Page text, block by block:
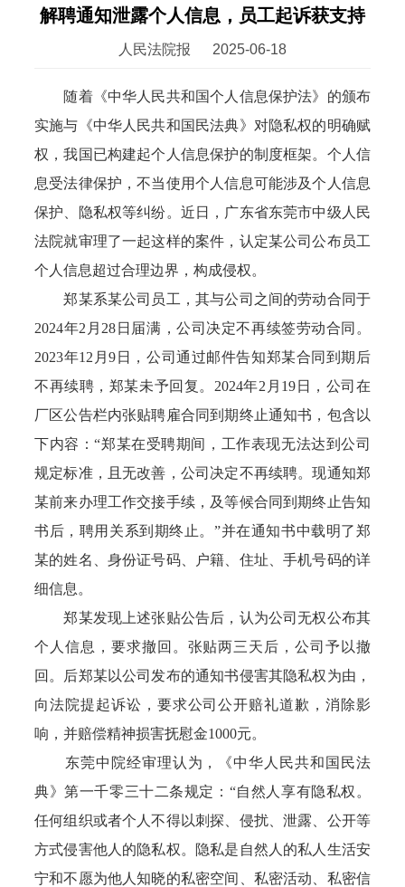
解聘通知泄露个人信息，员工起诉获支持
人民法院报 2025-06-18
随着《中华人民共和国个人信息保护法》的颁布
实施与《中华人民共和国民法典》对隐私权的明确赋
权，我国已构建起个人信息保护的制度框架。个人信
息受法律保护，不当使用个人信息可能涉及个人信息
保护、隐私权等纠纷。近日，广东省东莞市中级人民
法院就审理了一起这样的案件，认定某公司公布员工
个人信息超过合理边界，构成侵权。
郑某系某公司员工，其与公司之间的劳动合同于
2024年2月28日届满，公司决定不再续签劳动合同。
2023年12月9日，公司通过邮件告知郑某合同到期后
不再续聘，郑某未予回复。2024年2月19日，公司在
厂区公告栏内张贴聘雇合同到期终止通知书，包含以
下内容：“郑某在受聘期间，工作表现无法达到公司
规定标准，且无改善，公司决定不再续聘。现通知郑
某前来办理工作交接手续，及等候合同到期终止告知
书后，聘用关系到期终止。”并在通知书中载明了郑
某的姓名、身份证号码、户籍、住址、手机号码的详
细信息。
郑某发现上述张贴公告后，认为公司无权公布其
个人信息，要求撤回。张贴两三天后，公司予以撤
回。后郑某以公司发布的通知书侵害其隐私权为由，
向法院提起诉讼，要求公司公开赔礼道歉，消除影
响，并赔偿精神损害抚慰金1000元。
东莞中院经审理认为，《中华人民共和国民法
典》第一千零三十二条规定：“自然人享有隐私权。
任何组织或者个人不得以刺探、侵扰、泄露、公开等
方式侵害他人的隐私权。隐私是自然人的私人生活安
宁和不愿为他人知晓的私密空间、私密活动、私密信